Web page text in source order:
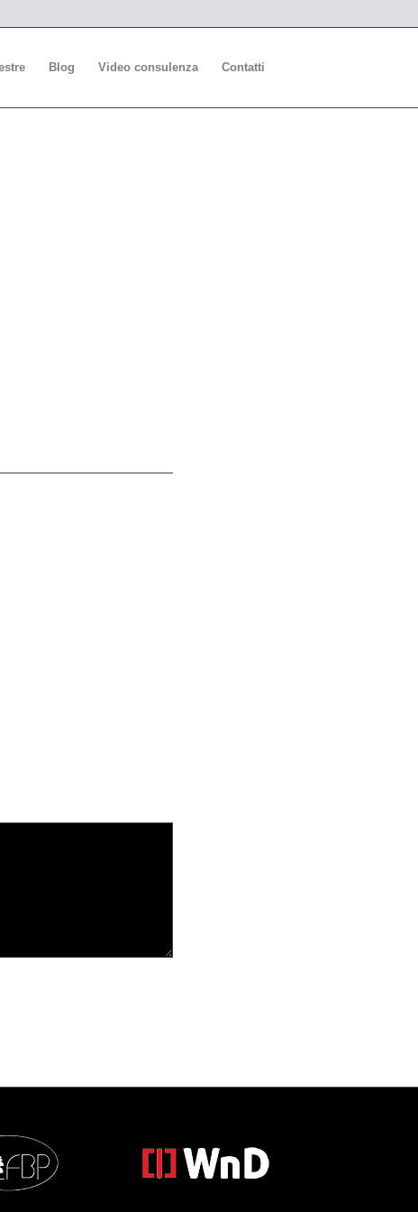
Blog Video consulenza Contatti